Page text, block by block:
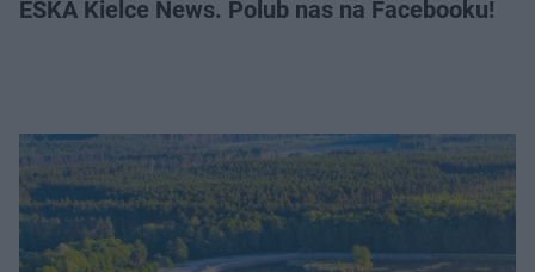
ESKA Kielce News. Polub nas na Facebooku!